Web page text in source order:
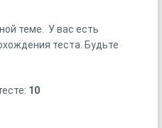
теме. У вас есть
теста. Будьте
10